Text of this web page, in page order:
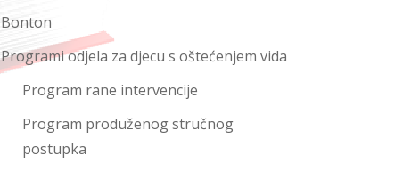
Bonton
Programi odjela za djecu s oštećenjem vida
Program rane intervencije
Program produženog stručnog
postupka